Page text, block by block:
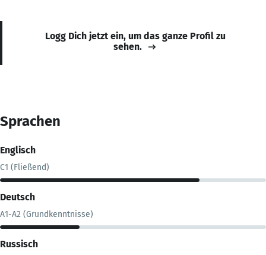
Logg Dich jetzt ein, um das ganze Profil zu
sehen.
Sprachen
Englisch
C1 (Fließend)
Deutsch
A1-A2 (Grundkenntnisse)
Russisch